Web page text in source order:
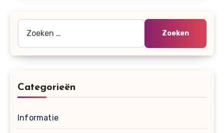
Categorieën
Informatie